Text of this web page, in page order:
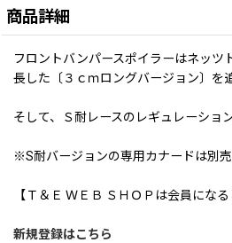
商品詳細
フロントバンパースポイラーはネッ
長した〔３ｃｍロングバージョン〕を
そして、Ｓ耐レースのレギュレーショ
※S耐バージョンの専用カナードは別売
【Ｔ＆Ｅ ＷＥＢ ＳＨＯＰは会員にな
新規登録はこちら